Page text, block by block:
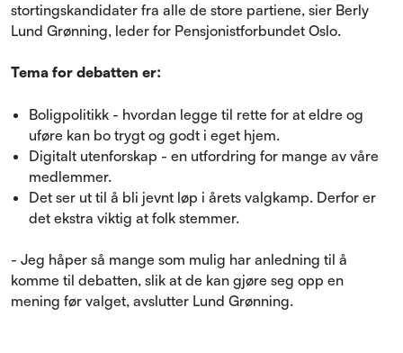
stortingskandidater fra alle de store partiene, sier Berly
Lund Grønning, leder for Pensjonistforbundet Oslo.
Tema for debatten er:
Boligpolitikk - hvordan legge til rette for at eldre og
uføre kan bo trygt og godt i eget hjem.
Digitalt utenforskap - en utfordring for mange av våre
medlemmer.
Det ser ut til å bli jevnt løp i årets valgkamp. Derfor er
det ekstra viktig at folk stemmer.
- Jeg håper så mange som mulig har anledning til å
komme til debatten, slik at de kan gjøre seg opp en
mening før valget, avslutter Lund Grønning.